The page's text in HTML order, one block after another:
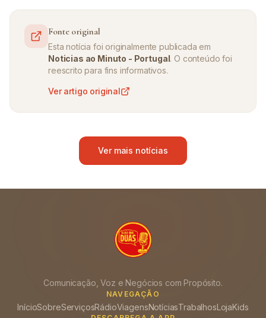
Fonte original
Esta notícia foi originalmente publicada em
Noticias ao Minuto - Portugal. O conteúdo foi
reescrito para fins informativos.
Ver artigo original
Ver mais notícias
Comunicação, Voz e Negócios com Propósito.
NAVEGAÇÃO
InícioSobreServiçosRádioViagensNotíciasTrabalhosLojaKids